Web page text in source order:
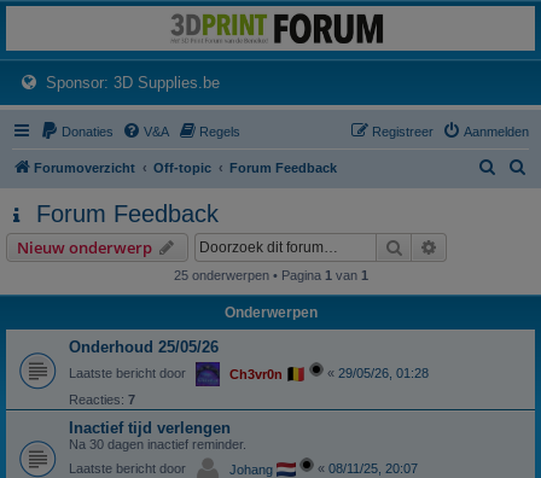
Het 3D print forum van de Benelux na de sluiting van 3dprintforum.nl
Sponsor: 3D Supplies.be(Opens a new tab)
Donaties V&A Regels Aanmelden
Registreer
Forumoverzicht Off-topic Forum Feedback
Forum Feedback
Nieuw onderwerp Zoek
25 onderwerpen • Pagina 1 van 1
Onderwerpen
Onderhoud 25/05/26
Laatste bericht door Ch3vr0n « 29/05/26, 01:28
Reacties: 7
Inactief tijd verlengen
Na 30 dagen inactief reminder.
Laatste bericht door
Johang « 08/11/25, 20:07